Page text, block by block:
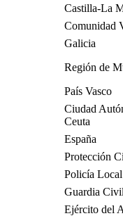
Castilla-La
Comunidad
Galicia
Región de
País Vasco
Ciudad
Ceuta
España
Protección
Policía Local
Guardia Civil
Ejército del